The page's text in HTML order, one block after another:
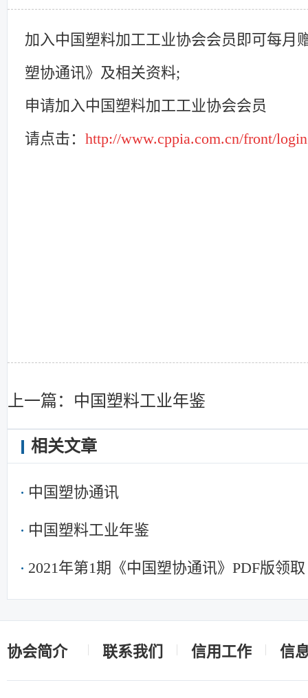
加入中国塑料加工工业协会会员即可每月
塑协通讯》及相关资料;
申请加入中国塑料加工工业协会会员
请点击： http://www.cppia.com.cn/front/login
上一篇：中国塑料工业年鉴
相关文章
中国塑协通讯
中国塑料工业年鉴
2021年第1期《中国塑协通讯》PDF版领取
协会简介 联系我们 信用工作 信